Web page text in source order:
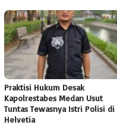
Praktisi Hukum Desak
Kapolrestabes Medan Usut
Tuntas Tewasnya Istri Polisi di
Helvetia